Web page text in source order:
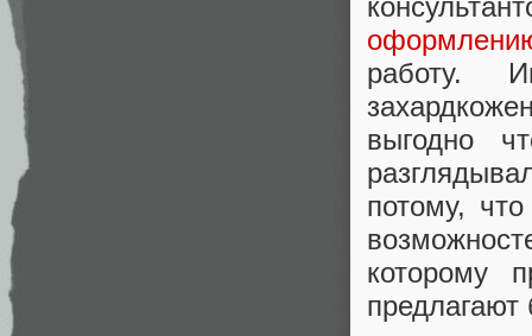
работу.
выгодно
потому,
которому
предлагают